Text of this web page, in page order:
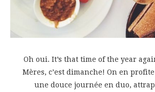
Oh oui. It’s that time of the year
Mères, c’est dimanche! On en
une douce journée en duo,